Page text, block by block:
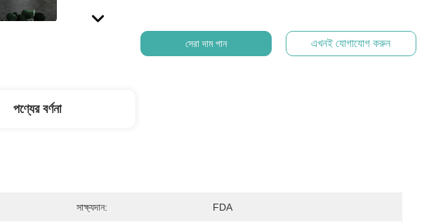
সেরা দাম পান এখনই যোগাযোগ করুন
পণ্যের বর্ণনা
সাক্ষ্যদান: FDA